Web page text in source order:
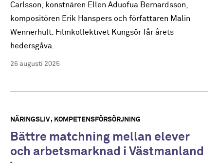
Carlsson, konstnären Ellen Aduofua Bernardsson,
kompositören Erik Hanspers och författaren Malin
Wennerhult. Filmkollektivet Kungsör får årets
hedersgåva.
26 augusti 2025
NÄRINGSLIV KOMPETENSFÖRSÖRJNING
Bättre matchning mellan elever
och arbetsmarknad i Västmanland